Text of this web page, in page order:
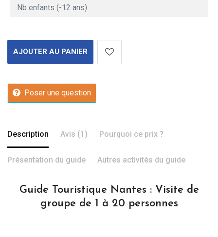
AJOUTER AU PANIER
Poser une question
Description Avis (1) Pourquoi ce prix ?
Présentation du guide Autres activités du guide
Guide Touristique Nantes : Visite de
groupe de 1 à 20 personnes